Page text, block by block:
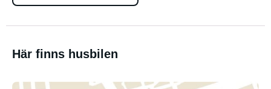
Här finns husbilen